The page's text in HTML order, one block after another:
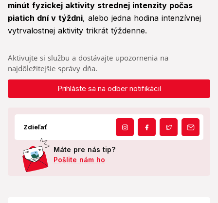
minút fyzickej aktivity strednej intenzity počas
piatich dní v týždni, alebo jedna hodina intenzívnej
vytrvalostnej aktivity trikrát týždenne.
Aktivujte si službu a dostávajte upozornenia na
najdôležitejšie správy dňa.
Prihláste sa na odber notifikácií
Zdieľať
Máte pre nás tip?
Pošlite nám ho